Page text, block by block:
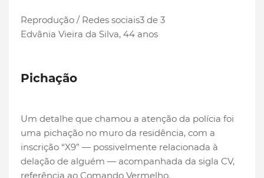
Reprodução / Redes sociais3 de 3
Edvânia Vieira da Silva, 44 anos
Pichação
Um detalhe que chamou a atenção da polícia foi
uma pichação no muro da residência, com a
inscrição “X9” — possivelmente relacionada à
delação de alguém — acompanhada da sigla CV,
referência ao Comando Vermelho.